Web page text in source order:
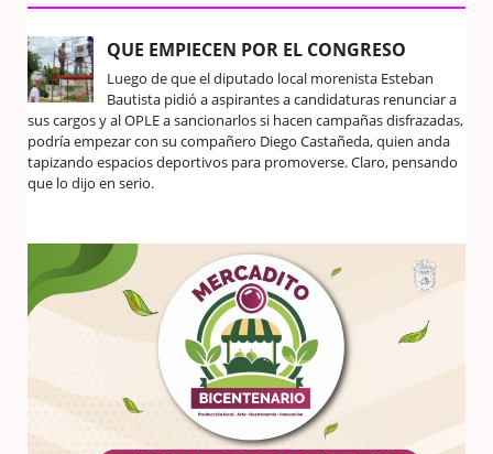
QUE EMPIECEN POR EL CONGRESO
Luego de que el diputado local morenista Esteban
Bautista pidió a aspirantes a candidaturas renunciar a
sus cargos y al OPLE a sancionarlos si hacen campañas disfrazadas,
podría empezar con su compañero Diego Castañeda, quien anda
tapizando espacios deportivos para promoverse. Claro, pensando
que lo dijo en serio.